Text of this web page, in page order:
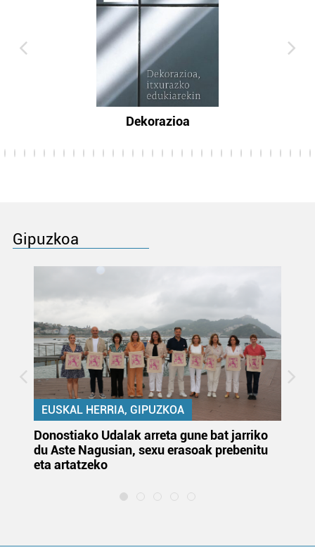
Dekorazioa
Gipuzkoa
EUSKAL HERRIA, GIPUZKOA
Donostiako Udalak arreta gune bat jarriko
du Aste Nagusian, sexu erasoak prebenitu
eta artatzeko